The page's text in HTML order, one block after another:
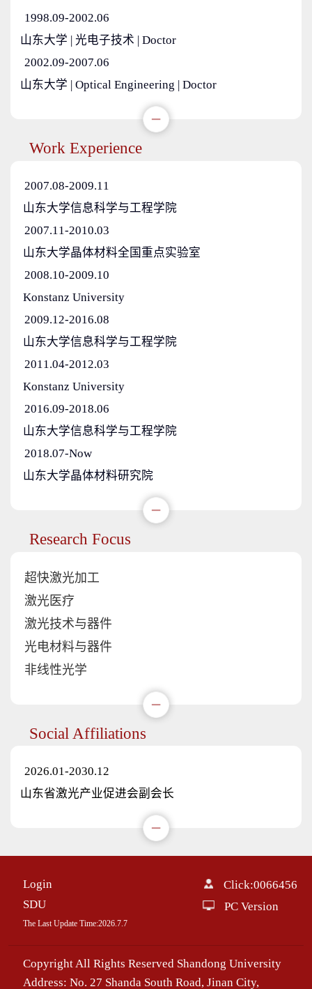
1998.09-2002.06
山东大学 | 光电子技术 | Doctor
2002.09-2007.06
山东大学 | Optical Engineering | Doctor
Work Experience
2007.08-2009.11
山东大学信息科学与工程学院
2007.11-2010.03
山东大学晶体材料全国重点实验室
2008.10-2009.10
Konstanz University
2009.12-2016.08
山东大学信息科学与工程学院
2011.04-2012.03
Konstanz University
2016.09-2018.06
山东大学信息科学与工程学院
2018.07-Now
山东大学晶体材料研究院
Research Focus
超快激光加工
激光医疗
激光技术与器件
光电材料与器件
非线性光学
Social Affiliations
2026.01-2030.12
山东省激光产业促进会副会长
Login
SDU
The Last Update Time:2026.7.7
Click:0066456
PC Version
Copyright All Rights Reserved Shandong University
Address: No. 27 Shanda South Road, Jinan City,